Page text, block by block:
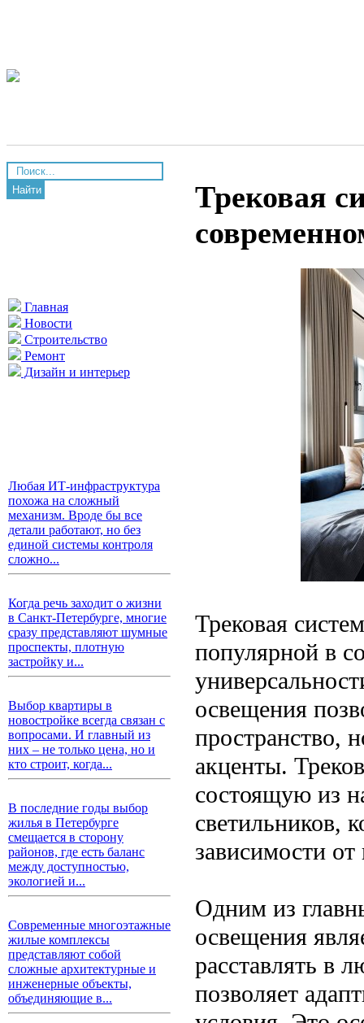
Найти
Главная
Новости
Строительство
Ремонт
Дизайн и интерьер
Любая ИТ-инфраструктура
похожа на сложный
механизм. Вроде бы все
детали работают, но без
единой системы контроля
сложно...
Когда речь заходит о жизни
в Санкт-Петербурге, многие
сразу представляют шумные
проспекты, плотную
застройку и...
Выбор квартиры в
новостройке всегда связан с
вопросами. И главный из
них – не только цена, но и
кто строит, когда...
В последние годы выбор
жилья в Петербурге
смещается в сторону
районов, где есть баланс
между доступностью,
экологией и...
Современные многоэтажные
жилые комплексы
представляют собой
сложные архитектурные и
инженерные объекты,
объединяющие в...
Трековая
Трековая
популярной в
освещения
пространство,
акценты.
состоящую из
светильников,
зависимости от
Одним из
освещения
расставлять в
позволяет